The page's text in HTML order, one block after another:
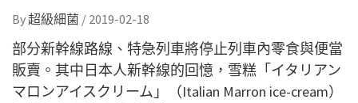
By超級細菌 / 2019-02-18
部分新幹線路線、特急列車將停止列車內零食與便當
販賣。其中日本人新幹線的回憶，雪糕「イタリアン
マロンアイスクリーム」（Italian Marron ice-cream）